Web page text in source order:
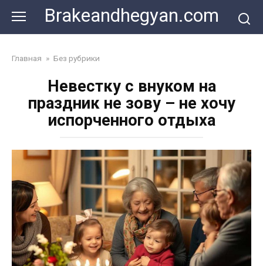
content
Brakeandhegyan.com
Главная » Без рубрики
Невестку с внуком на
праздник не зову – не хочу
испорченного отдыха